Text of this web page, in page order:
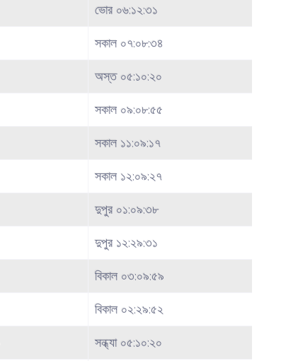
ভোর ০৬:১২:৩১
সকাল ০৭:০৮:৩৪
অস্ত ০৫:১০:২০
সকাল ০৯:০৮:৫৫
সকাল ১১:০৯:১৭
সকাল ১২:০৯:২৭
দুপুর ০১:০৯:৩৮
দুপুর ১২:২৯:৩১
বিকাল ০৩:০৯:৫৯
বিকাল ০২:২৯:৫২
সন্ধ্যা ০৫:১০:২০